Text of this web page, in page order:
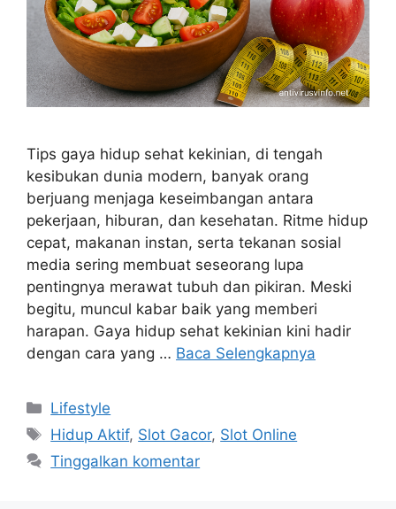
Tips gaya hidup sehat kekinian, di tengah
kesibukan dunia modern, banyak orang
berjuang menjaga keseimbangan antara
pekerjaan, hiburan, dan kesehatan. Ritme hidup
cepat, makanan instan, serta tekanan sosial
media sering membuat seseorang lupa
pentingnya merawat tubuh dan pikiran. Meski
begitu, muncul kabar baik yang memberi
harapan. Gaya hidup sehat kekinian kini hadir
dengan cara yang … Baca Selengkapnya
Kategori
Lifestyle
Tag
Hidup Aktif, Slot Gacor, Slot Online
Tinggalkan komentar